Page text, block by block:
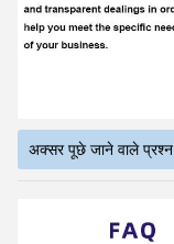
अक्सर पूछे जाने वाले प्रश्न